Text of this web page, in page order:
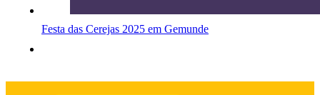
Festa das Cerejas 2025 em Gemunde